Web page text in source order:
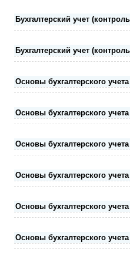
Бухгалтерский учет
Бухгалтерский учет
Основы бухгалтерского
Основы бухгалтерского
Основы бухгалтерского
Основы бухгалтерского
Основы бухгалтерского
Основы бухгалтерского